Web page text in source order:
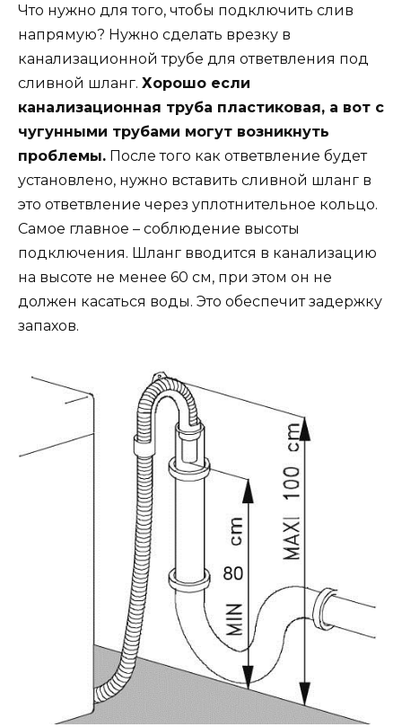
Что нужно для того, чтобы подключить слив
напрямую? Нужно сделать врезку в
канализационной трубе для ответвления под
сливной шланг. Хорошо если
канализационная труба пластиковая, а вот с
чугунными трубами могут возникнуть
проблемы. После того как ответвление будет
установлено, нужно вставить сливной шланг в
это ответвление через уплотнительное кольцо.
Самое главное – соблюдение высоты
подключения. Шланг вводится в канализацию
на высоте не менее 60 см, при этом он не
должен касаться воды. Это обеспечит задержку
запахов.